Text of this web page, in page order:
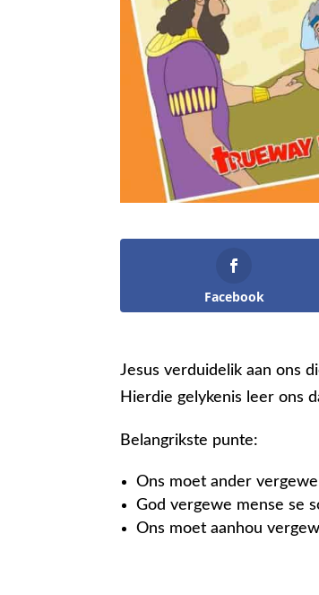
Facebook
Jesus verduidelik aan ons
Hierdie gelykenis leer ons
Belangrikste punte:
Ons moet ander
God vergewe mense se
Ons moet aanhou